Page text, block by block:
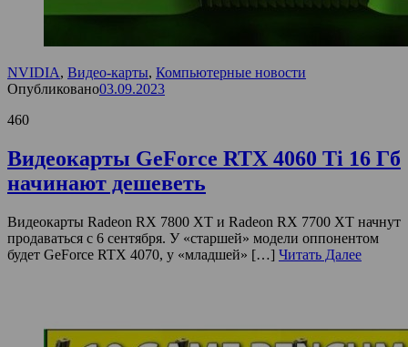
NVIDIA, Видео-карты, Компьютерные новости
Опубликовано03.09.2023
460
Видеокарты GeForce RTX 4060 Ti 16 Гб
начинают дешеветь
Видеокарты Radeon RX 7800 XT и Radeon RX 7700 XT начнут
продаваться с 6 сентября. У «старшей» модели оппонентом
будет GeForce RTX 4070, у «младшей» […] Читать Далее